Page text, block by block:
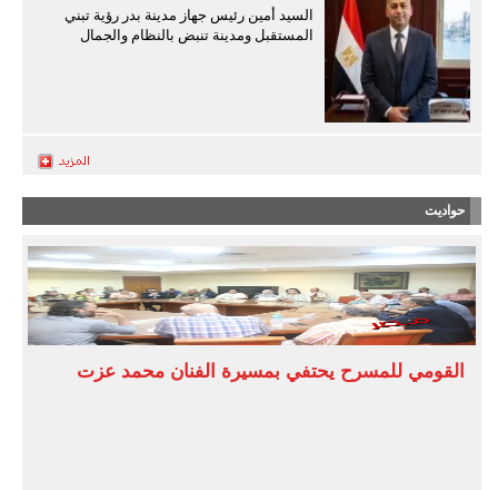
السيد أمين رئيس جهاز مدينة بدر رؤية تبني
المستقبل ومدينة تنبض بالنظام والجمال
حواديت
القومي للمسرح يحتفي بمسيرة الفنان محمد عزت